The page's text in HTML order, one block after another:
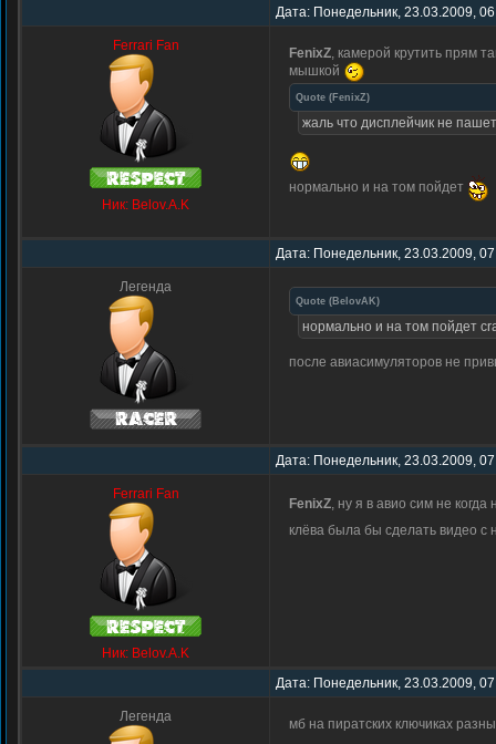
Дата: Понедельник, 23.03.2009,
Ferrari Fan
Ник: Belov.A.K
FenixZ, камерой крутить прям
мышкой
Quote ( FenixZ)
жаль что дисплейчик не
нормально и на том пойдет
Дата: Понедельник, 23.03.2009,
Легенда
Quote ( BelovAK)
нормально и на том пойдет
после авиасимуляторов не
Дата: Понедельник, 23.03.2009,
Ferrari Fan
Ник: Belov.A.K
FenixZ, ну я в авио сим не
клёва была бы сделать видео с
Дата: Понедельник, 23.03.2009,
Легенда
мб на пиратских ключиках